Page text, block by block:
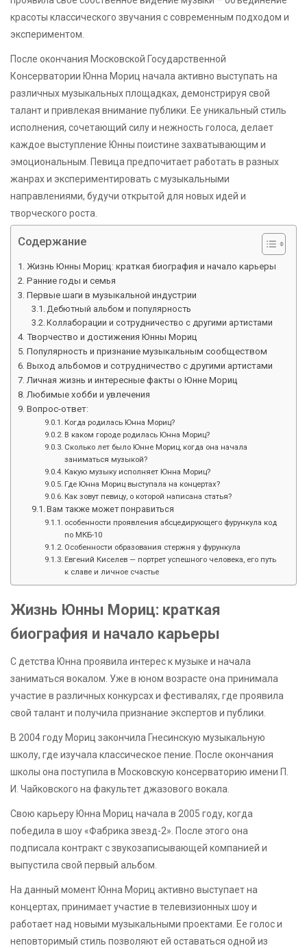
красоты классического звучания с современным подходом и
экспериментом.
После окончания Московской Государственной
Консерватории Юнна Мориц начала активно выступать на
различных музыкальных площадках, демонстрируя свой
талант и привлекая внимание публики. Ее уникальный стиль
исполнения, сочетающий силу и нежность голоса, делает
каждое выступление Юнны поистине захватывающим и
эмоциональным. Певица предпочитает работать в разных
жанрах и экспериментировать с музыкальными
направлениями, будучи открытой для новых идей и
творческого роста.
Содержание
Жизнь Юнны Мориц: краткая биография и начало карьеры
Ранние годы и семья
Первые шаги в музыкальной индустрии
Дебютный альбом и популярность
Коллаборации и сотрудничество с другими артистами
Творчество и достижения Юнны Мориц
Популярность и признание музыкальным сообществом
Выход альбомов и сотрудничество с другими артистами
Личная жизнь и интересные факты о Юнне Мориц
Любимые хобби и увлечения
Вопрос-ответ:
Когда родилась Юнна Мориц?
В каком городе родилась Юнна Мориц?
Сколько лет было Юнне Мориц, когда она начала
заниматься музыкой?
Какую музыку исполняет Юнна Мориц?
Где Юнна Мориц выступала на концертах?
Как зовут певицу, о которой написана статья?
Вам также может понравиться
особенности проявления абсцедирующего фурункула код
по МКБ-10
Особенности образования стержня у фурункула
Евгений Киселев — портрет успешного человека, его путь
к славе и личное счастье
Жизнь Юнны Мориц: краткая
биография и начало карьеры
С детства Юнна проявила интерес к музыке и начала
заниматься вокалом. Уже в юном возрасте она принимала
участие в различных конкурсах и фестивалях, где проявила
свой талант и получила признание экспертов и публики.
В 2004 году Мориц закончила Гнесинскую музыкальную
школу, где изучала классическое пение. После окончания
школы она поступила в Московскую консерваторию имени П.
И. Чайковского на факультет джазового вокала.
Свою карьеру Юнна Мориц начала в 2005 году, когда
победила в шоу «Фабрика звезд-2». После этого она
подписала контракт с звукозаписывающей компанией и
выпустила свой первый альбом.
На данный момент Юнна Мориц активно выступает на
концертах, принимает участие в телевизионных шоу и
работает над новыми музыкальными проектами. Ее голос и
неповторимый стиль позволяют ей оставаться одной из